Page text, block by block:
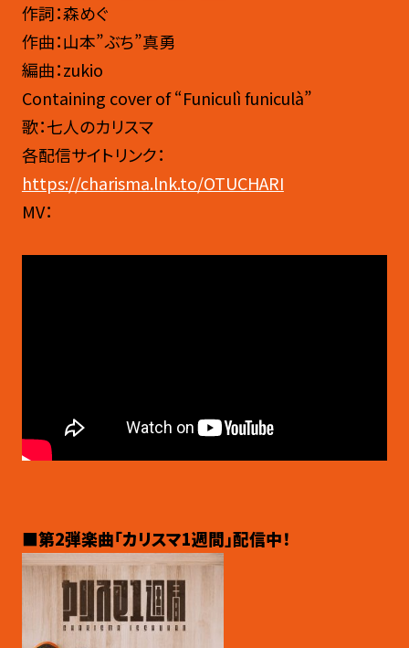
作詞：森めぐ
作曲：山本”ぶち”真勇
編曲：zukio
Containing cover of “Funiculì funiculà”
歌：七人のカリスマ
各配信サイトリンク：
https://charisma.lnk.to/OTUCHARI
MV：
■第2弾楽曲「カリスマ1週間」配信中！